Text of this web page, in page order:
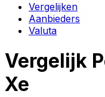
Vergelijken
Aanbieders
Valuta
Vergelijk
Xe